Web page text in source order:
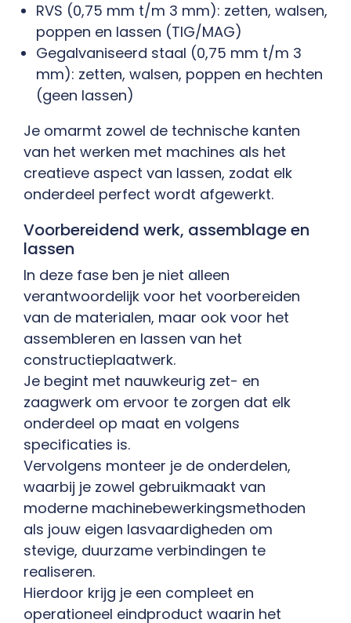
RVS (0,75 mm t/m 3 mm): zetten, walsen,
poppen en lassen (TIG/MAG)
Gegalvaniseerd staal (0,75 mm t/m 3
mm): zetten, walsen, poppen en hechten
(geen lassen)
Je omarmt zowel de technische kanten
van het werken met machines als het
creatieve aspect van lassen, zodat elk
onderdeel perfect wordt afgewerkt.
Voorbereidend werk, assemblage en
lassen
In deze fase ben je niet alleen
verantwoordelijk voor het voorbereiden
van de materialen, maar ook voor het
assembleren en lassen van het
constructieplaatwerk.
Je begint met nauwkeurig zet- en
zaagwerk om ervoor te zorgen dat elk
onderdeel op maat en volgens
specificaties is.
Vervolgens monteer je de onderdelen,
waarbij je zowel gebruikmaakt van
moderne machinebewerkingsmethoden
als jouw eigen lasvaardigheden om
stevige, duurzame verbindingen te
realiseren.
Hierdoor krijg je een compleet en
operationeel eindproduct waarin het